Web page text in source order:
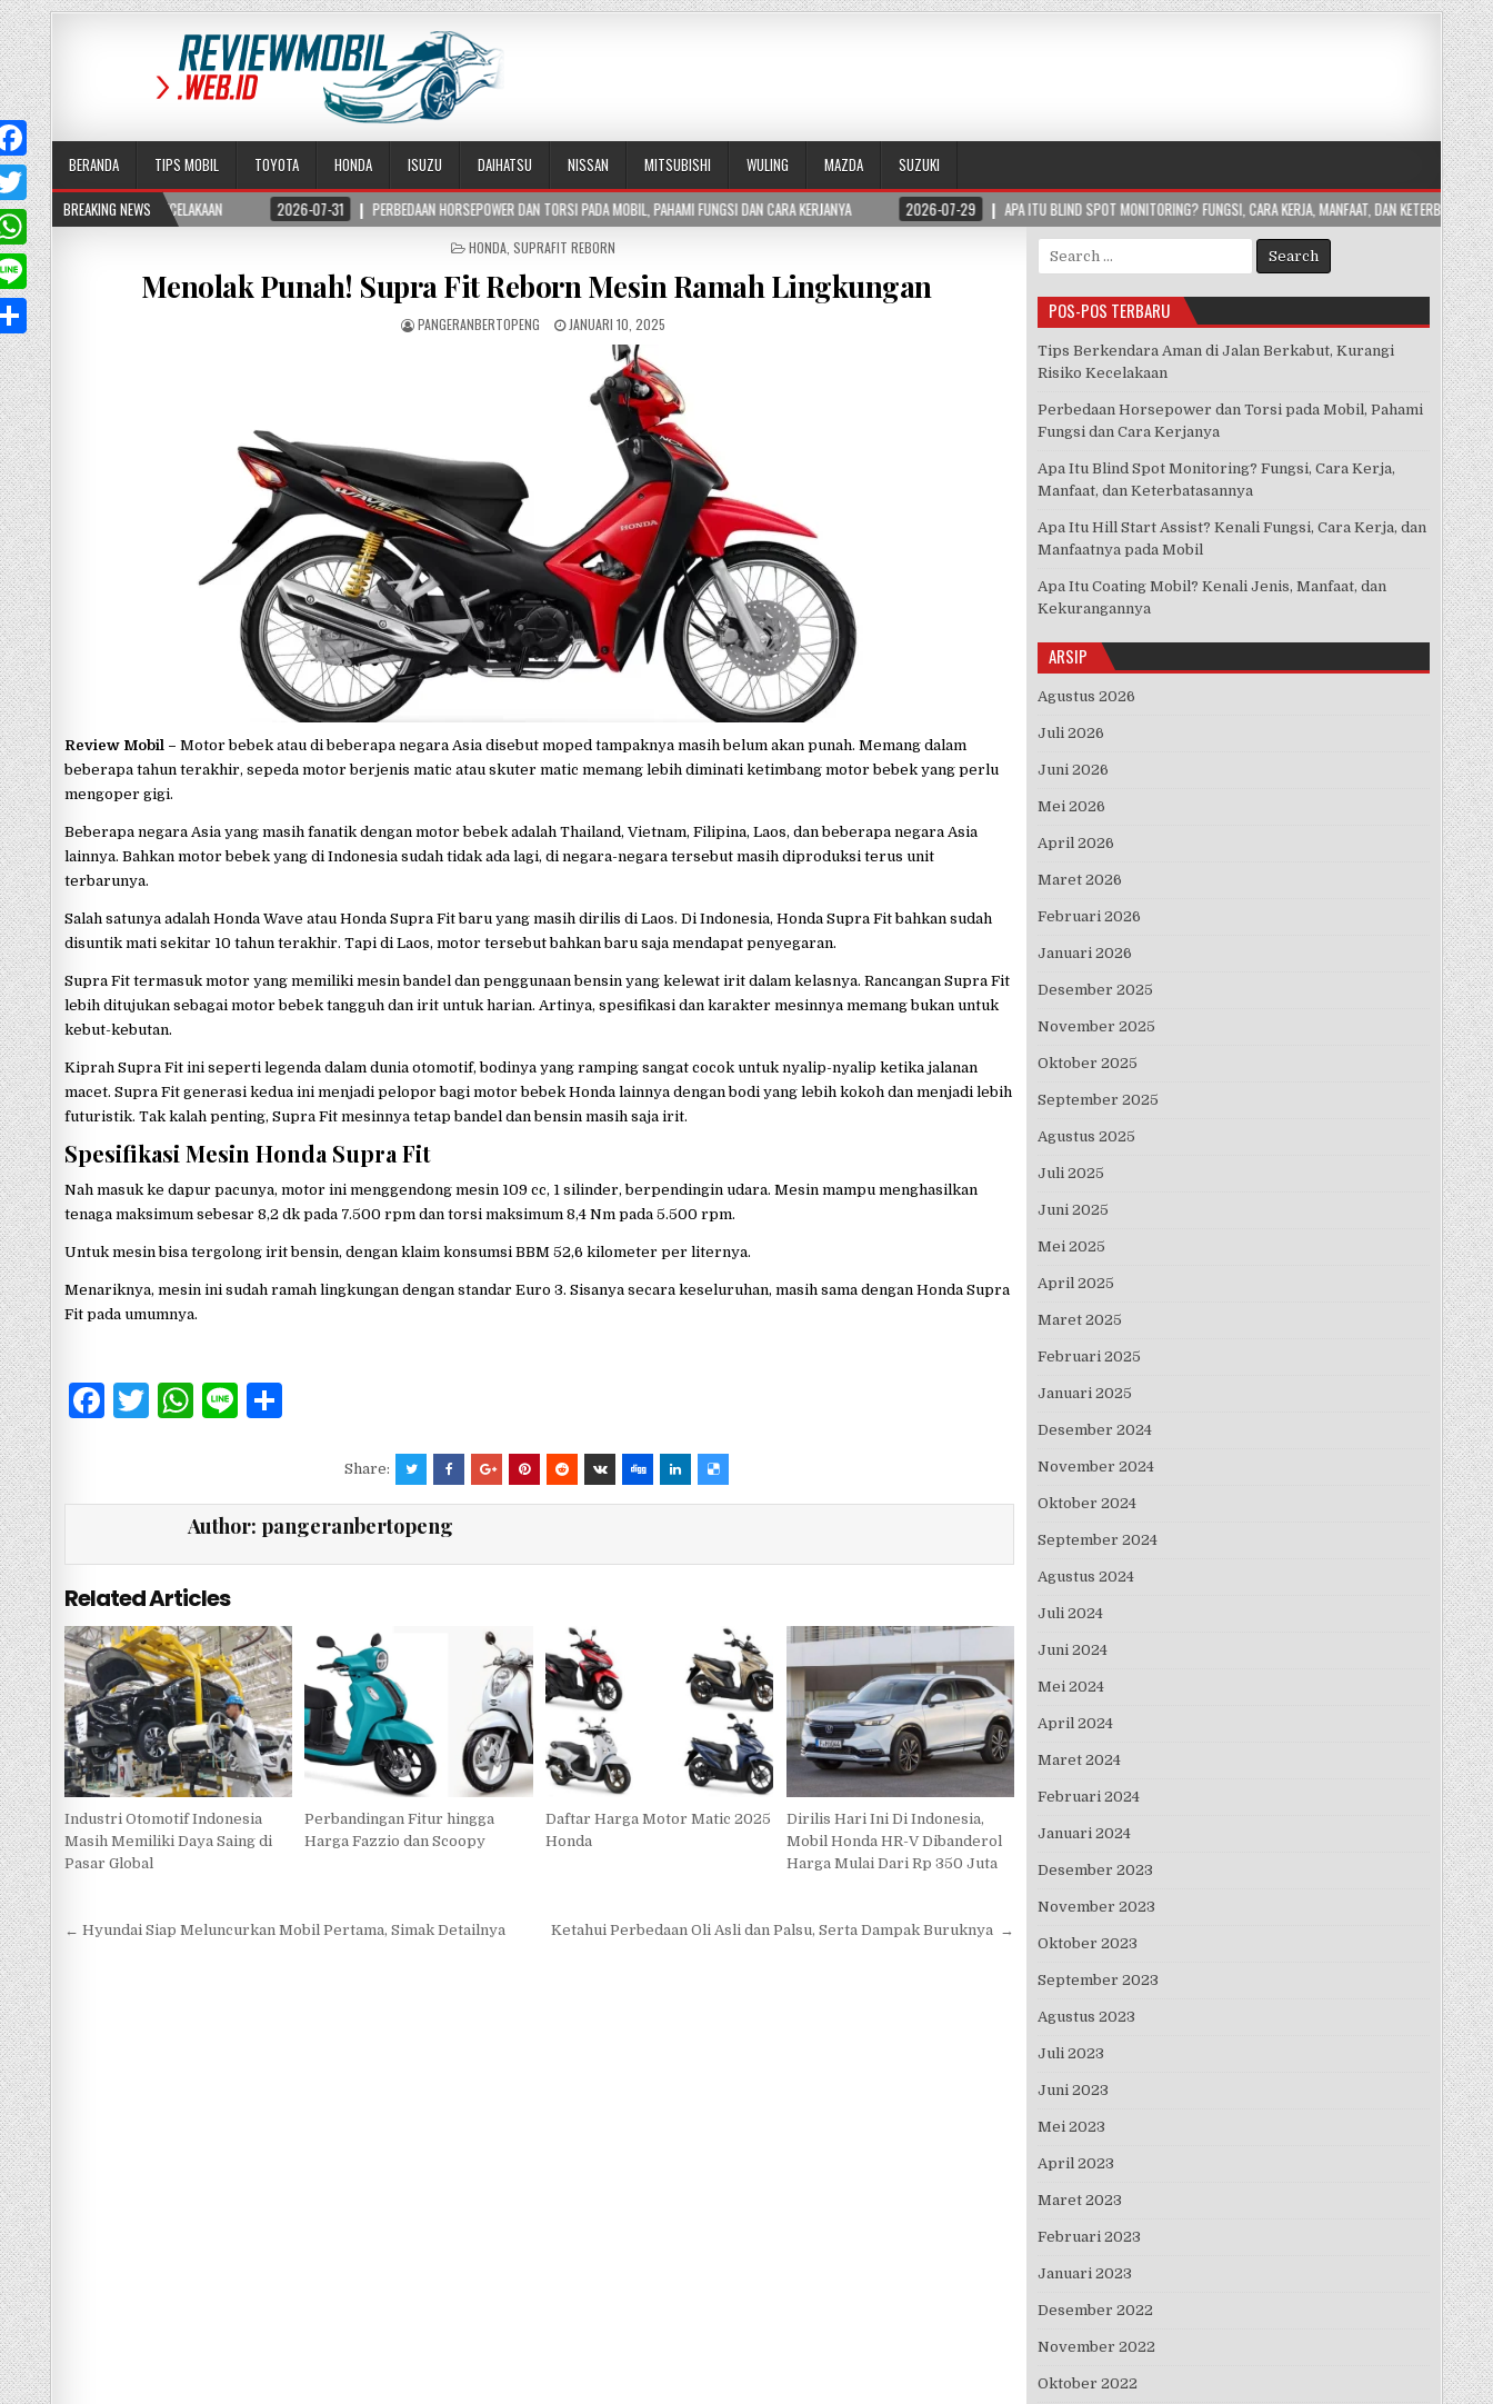
BERANDA TIPS MOBIL TOYOTA HONDA ISUZU DAIHATSU NISSAN MITSUBISHI WULING MAZDA
SUZUKI
BREAKING NEWS
KECELAKAAN 2026-07-31 PERBEDAAN HORSEPOWER DAN TORSI PADA MOBIL, PAHAMI FUNGSI DAN CARA KERJANYA 2026-07-29 APA ITU BLIND SPOT MONITORING? FUNGSI, CARA KERJA, MANFAAT, DAN KETERBATASANNYA 2026-07-24
POSTED
HONDA ,SUPRAFIT REBORN
Menolak Punah! Supra Fit Reborn Mesin Ramah Lingkungan
PANGERANBERTOPENG JANUARI 10, 2025
Review Mobil – Motor bebek atau di beberapa negara Asia disebut moped tampaknya masih belum akan punah. Memang dalam
beberapa tahun terakhir, sepeda motor berjenis matic atau skuter matic memang lebih diminati ketimbang motor bebek yang perlu
mengoper gigi.
Beberapa negara Asia yang masih fanatik dengan motor bebek adalah Thailand, Vietnam, Filipina, Laos, dan beberapa negara Asia
lainnya. Bahkan motor bebek yang di Indonesia sudah tidak ada lagi, di negara-negara tersebut masih diproduksi terus unit
terbarunya.
Salah satunya adalah Honda Wave atau Honda Supra Fit baru yang masih dirilis di Laos. Di Indonesia, Honda Supra Fit bahkan sudah
disuntik mati sekitar 10 tahun terakhir. Tapi di Laos, motor tersebut bahkan baru saja mendapat penyegaran.
Supra Fit termasuk motor yang memiliki mesin bandel dan penggunaan bensin yang kelewat irit dalam kelasnya. Rancangan Supra Fit
lebih ditujukan sebagai motor bebek tangguh dan irit untuk harian. Artinya, spesifikasi dan karakter mesinnya memang bukan untuk
kebut-kebutan.
Kiprah Supra Fit ini seperti legenda dalam dunia otomotif, bodinya yang ramping sangat cocok untuk nyalip-nyalip ketika jalanan
macet. Supra Fit generasi kedua ini menjadi pelopor bagi motor bebek Honda lainnya dengan bodi yang lebih kokoh dan menjadi lebih
futuristik. Tak kalah penting, Supra Fit mesinnya tetap bandel dan bensin masih saja irit.
Spesifikasi Mesin Honda Supra Fit
Nah masuk ke dapur pacunya, motor ini menggendong mesin 109 cc, 1 silinder, berpendingin udara. Mesin mampu menghasilkan
tenaga maksimum sebesar 8,2 dk pada 7.500 rpm dan torsi maksimum 8,4 Nm pada 5.500 rpm.
Untuk mesin bisa tergolong irit bensin, dengan klaim konsumsi BBM 52,6 kilometer per liternya.
Menariknya, mesin ini sudah ramah lingkungan dengan standar Euro 3. Sisanya secara keseluruhan, masih sama dengan Honda Supra
Fit pada umumnya.
F
e
o
o
k
T
te
W
s
A
p
p
Li S
e
Share:
Author: pangeranbertopeng
Related Articles
Industri Otomotif Indonesia
Masih Memiliki Daya Saing di
Pasar Global
Perbandingan Fitur hingga
Harga Fazzio dan Scoopy
Daftar Harga Motor Matic 2025
Honda
Dirilis Hari Ini Di Indonesia,
Mobil Honda HR-V Dibanderol
Harga Mulai Dari Rp 350 Juta
Navigasi
← Hyundai Siap Meluncurkan Mobil Pertama, Simak Detailnya Ketahui Perbedaan Oli Asli dan Palsu, Serta Dampak Buruknya →
Search
for:
POS-POS TERBARU
Tips Berkendara Aman di Jalan Berkabut, Kurangi
Risiko Kecelakaan
Perbedaan Horsepower dan Torsi pada Mobil, Pahami
Fungsi dan Cara Kerjanya
Apa Itu Blind Spot Monitoring? Fungsi, Cara Kerja,
Manfaat, dan Keterbatasannya
Apa Itu Hill Start Assist? Kenali Fungsi, Cara Kerja, dan
Manfaatnya pada Mobil
Apa Itu Coating Mobil? Kenali Jenis, Manfaat, dan
Kekurangannya
ARSIP
Agustus 2026
Juli 2026
Juni 2026
Mei 2026
April 2026
Maret 2026
Februari 2026
Januari 2026
Desember 2025
November 2025
Oktober 2025
September 2025
Agustus 2025
Juli 2025
Juni 2025
Mei 2025
April 2025
Maret 2025
Februari 2025
Januari 2025
Desember 2024
November 2024
Oktober 2024
September 2024
Agustus 2024
Juli 2024
Juni 2024
Mei 2024
April 2024
Maret 2024
Februari 2024
Januari 2024
Desember 2023
November 2023
Oktober 2023
September 2023
Agustus 2023
Juli 2023
Juni 2023
Mei 2023
April 2023
Maret 2023
Februari 2023
Januari 2023
Desember 2022
November 2022
Oktober 2022